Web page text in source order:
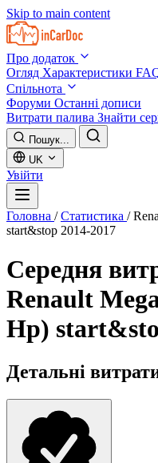
Skip to main content
Про додаток
Огляд Характеристики
Спільнота
Форуми Останні дописи
Витрати палива Знайти
Пошук...
UK
Увійти
Головна / Статистика /
start&stop 2014-2017
Середня
Renault
Hp)
Детальні